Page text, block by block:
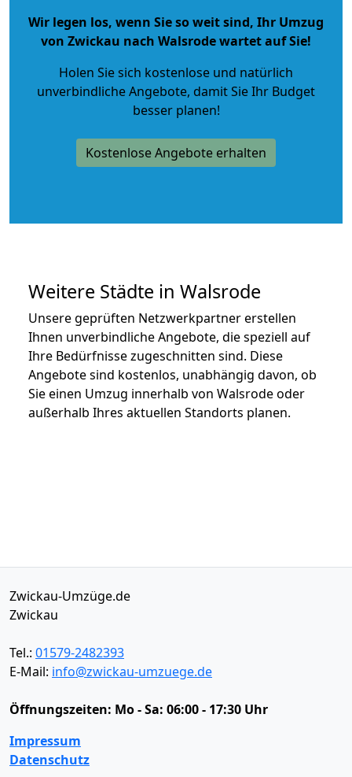
Wir legen los, wenn Sie so weit sind, Ihr Umzug
von Zwickau nach Walsrode wartet auf Sie!
Holen Sie sich kostenlose und natürlich
unverbindliche Angebote, damit Sie Ihr Budget
besser planen!
Kostenlose Angebote erhalten
Weitere Städte in Walsrode
Unsere geprüften Netzwerkpartner erstellen
Ihnen unverbindliche Angebote, die speziell auf
Ihre Bedürfnisse zugeschnitten sind. Diese
Angebote sind kostenlos, unabhängig davon, ob
Sie einen Umzug innerhalb von Walsrode oder
außerhalb Ihres aktuellen Standorts planen.
Zwickau-Umzüge.de
Zwickau
Tel.: 01579-2482393
E-Mail: info@zwickau-umzuege.de
Öffnungszeiten: Mo - Sa: 06:00 - 17:30 Uhr
Impressum
Datenschutz